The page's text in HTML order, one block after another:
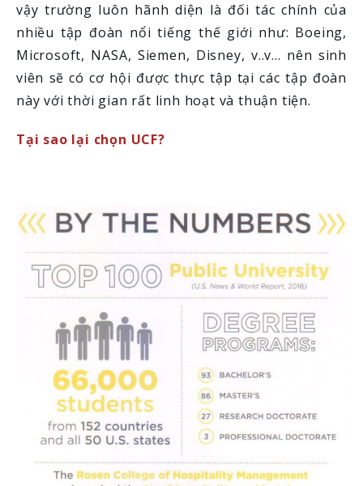
vậy trường luôn hãnh diện là đối tác chính của
nhiều tập đoàn nổi tiếng thế giới như: Boeing,
Microsoft, NASA, Siemen, Disney, v..v... nên sinh
viên sẽ có cơ hội được thực tập tại các tập đoàn
này với thời gian rất linh hoạt và thuận tiện.
Tại sao lại chọn UCF?